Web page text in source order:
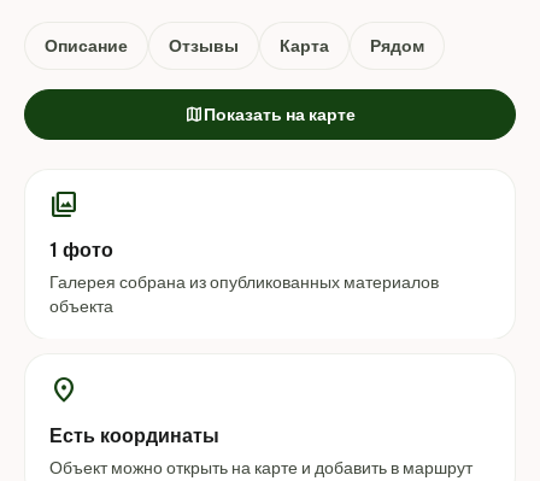
Описание Отзывы Карта Рядом
mapПоказать на карте
photo_library
1 фото
Галерея собрана из опубликованных материалов
объекта
location_on
Есть координаты
Объект можно открыть на карте и добавить в маршрут